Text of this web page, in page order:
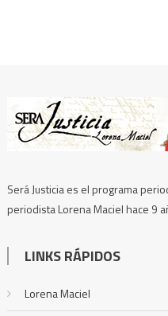
Será Justicia es el programa
periodista Lorena Maciel hace 9
LINKS RÁPIDOS
Lorena Maciel